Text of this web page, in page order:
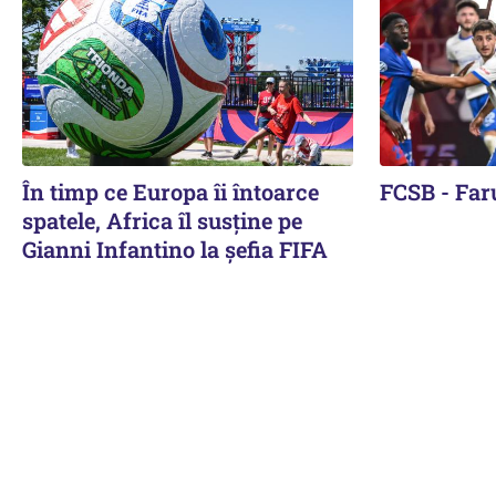
În timp ce Europa îi întoarce
spatele, Africa îl susține pe
Gianni Infantino la șefia FIFA
FCSB -